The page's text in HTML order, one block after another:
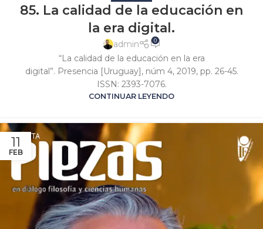
85. La calidad de la educación en
la era digital.
admin 0
“La calidad de la educación en la era
digital”. Presencia [Uruguay], núm 4, 2019, pp. 26-45.
ISSN: 2393-7076.
CONTINUAR LEYENDO
11
FEB